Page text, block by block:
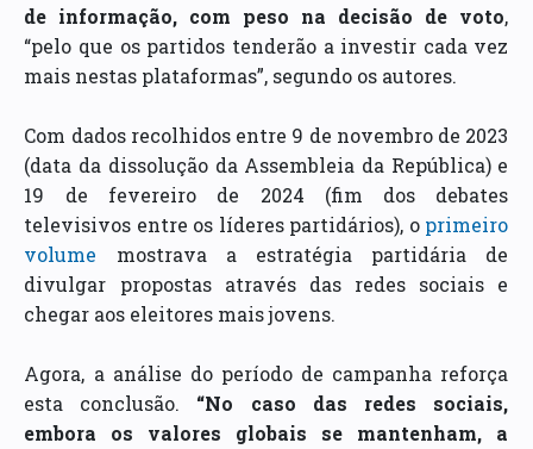
de informação, com peso na decisão de voto,
“pelo que os partidos tenderão a investir cada vez
mais nestas plataformas”, segundo os autores.
Com dados recolhidos entre 9 de novembro de 2023
(data da dissolução da Assembleia da República) e
19 de fevereiro de 2024 (fim dos debates
televisivos entre os líderes partidários), o primeiro
volume mostrava a estratégia partidária de
divulgar propostas através das redes sociais e
chegar aos eleitores mais jovens.
Agora, a análise do período de campanha reforça
esta conclusão. “No caso das redes sociais,
embora os valores globais se mantenham, a